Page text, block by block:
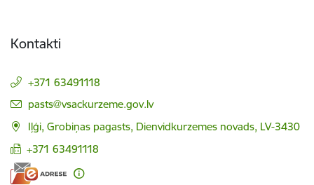
Kontakti
+371 63491118
E-pasts:
pasts@vsackurzeme.gov.lv
Iļģi, Grobiņas pagasts, Dienvidkurzemes novads, LV-3430
+371 63491118